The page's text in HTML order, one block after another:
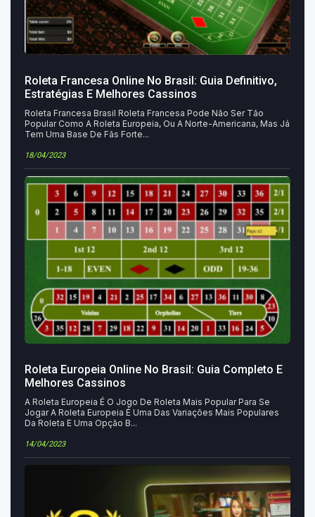
Roleta Francesa Online No Brasil: Guia Definitivo,
Estratégias E Melhores Cassinos
Roleta Francesa Brasil Roleta Francesa Pode Não Ser Tão
Popular Como A Roleta Europeia, Ou A Norte-Americana, Mas Já
Tem Uma Base De Fãs Forte...
18/04/2023
Roleta Europeia Online No Brasil: Guia Completo E
Melhores Cassinos
A Roleta Europeia É O Jogo De Roleta Mais Popular Para Se
Jogar A Roleta Europeia É Uma Das Variações Mais Populares
Da Roleta E Uma Opção B...
14/04/2023